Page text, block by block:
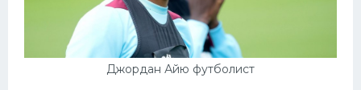
Джордан Айю футболист